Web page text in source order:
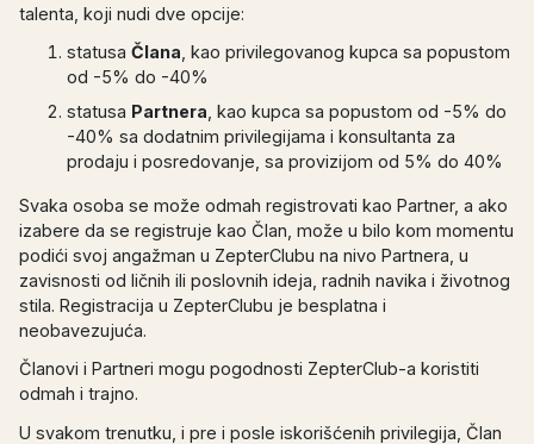
talenta, koji nudi dve opcije:
statusa Člana , kao privilegovanog kupca sa popustom
od -5% do -40%
statusa Partnera , kao kupca sa popustom od -5% do
-40% sa dodatnim privilegijama i konsultanta za
prodaju i posredovanje, sa provizijom od 5% do 40%
Svaka osoba se može odmah registrovati kao Partner, a ako
izabere da se registruje kao Član, može u bilo kom momentu
podići svoj angažman u ZepterClubu na nivo Partnera, u
zavisnosti od ličnih ili poslovnih ideja, radnih navika i životnog
stila. Registracija u ZepterClubu je besplatna i
neobavezujuća.
Članovi i Partneri mogu pogodnosti ZepterClub-a koristiti
odmah i trajno.
U svakom trenutku, i pre i posle iskorišćenih privilegija, Član